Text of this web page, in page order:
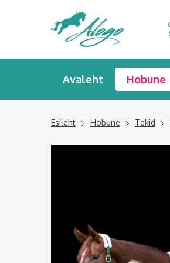
Alogo Hobu ja
ratsavarustus
Avaleht Hobune
Esileht Hobune Tekid